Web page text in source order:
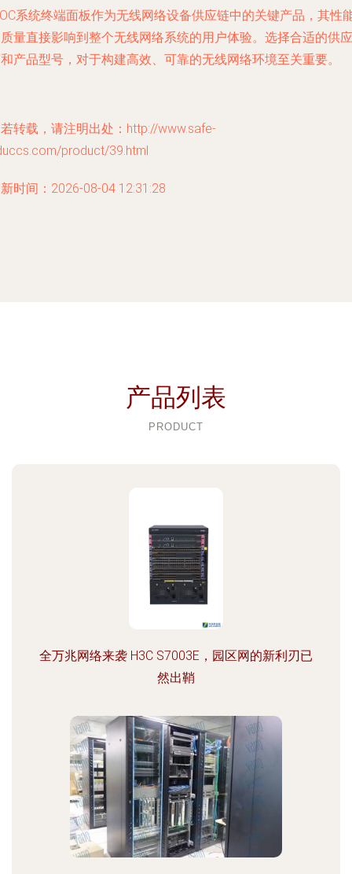
系统终端面板作为无线网络设备供应链中的关键产品，其性
量直接影响到整个无线网络系统的用户体验。选择合适的供应
产品型号，对于构建高效、可靠的无线网络环境至关重要。
转载，请注明出处：http://www.safe-
product/39.html
时间：2026-08-04 12:31:28
产品列表
PRODUCT
全万兆网络来袭 H3C S7003E，园区网的新利刃已
然出鞘